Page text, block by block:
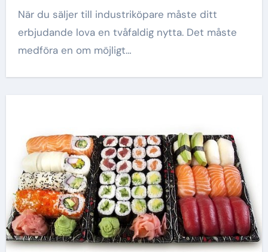
När du säljer till industriköpare måste ditt
erbjudande lova en tvåfaldig nytta. Det måste
medföra en om möjligt…